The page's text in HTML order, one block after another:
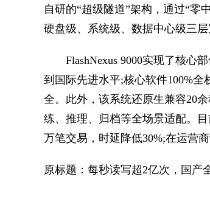
自研的“超级隧道”架构，通过“零
硬盘级、系统级、数据中心级三层
FlashNexus 9000实现了核心部
到国际先进水平;核心软件100%
全。此外，该系统还原生兼容20
练、推理、归档等全场景适配。
万笔交易，时延降低30%;在运营
原标题：每秒读写超2亿次，国产